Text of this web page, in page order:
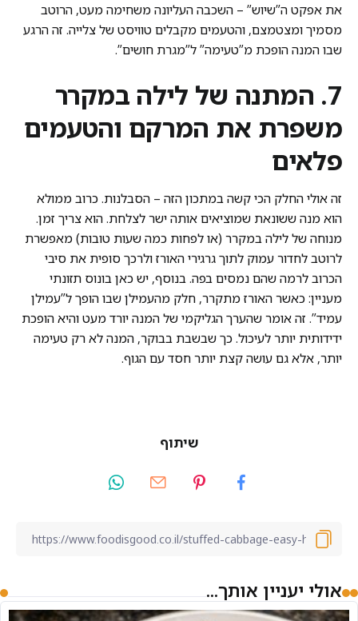
את אפקט ה”שיוש” – השכבה העליונה משחימה מעט, הרוטב
מסמיך ומצטמצם, והטעמים מקבלים טוויסט של צלייה. זה הרגע
שבו המנה הופכת מ”טעימה” ל”מגרת חושים”.
7. המתנה של לילה במקרר
משפרת את המרקם והטעמים
פלאים
זה אולי החלק הכי קשה במתכון הזה – הסבלנות. כרוב ממולא
הוא מנה ששונאת שמוציאים אותה ישר לצלחת. הוא צריך זמן.
מנוחה של לילה במקרר (או לפחות כמה שעות טובות) מאפשרת
לרוטב לחדור עמוק לתוך גרגירי האורז ולרכך סופית את סיבי
הכרוב לרמה שהם נמסים בפה. בנוסף, יש כאן בונוס תזונתי
מעניין: כאשר האורז מתקרר, חלק מהעמילן שבו הופך ל”עמילן
עמיד”. זה אומר שהערך הגליקמי של המנה יורד מעט והיא הופכת
ידידותית יותר לעיכול. כך שבשבת בבוקר, המנה לא רק טעימה
יותר, אלא גם עושה קצת יותר חסד עם הגוף.
שיתוף
אולי יעניין אותך...